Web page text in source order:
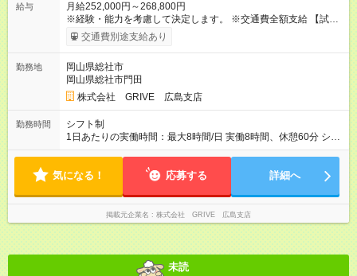
給与
月給252,000円～268,800円
※経験・能力を考慮して決定します。 ※交通費全額支給 【試用
期間】試用期間あり 試用期間の長さ：3ヶ月 雇用形態、給与は
本採用時と同じです。
交通費別途支給あり
勤務地
岡山県総社市
岡山県総社市門田
株式会社 GRIVE 広島支店
勤務時間
シフト制
1日あたりの実働時間：最大8時間/日 実働8時間、休憩60分 シフ
ト例 10：00~19：00 11：00~20：00 シフトに準ずる形となり
事もプライベートも充実させたい方にはピッタリです！
気になる！ 応募する 詳細へ
掲載元企業名 株式会社 GRIVE 広島支店
未読